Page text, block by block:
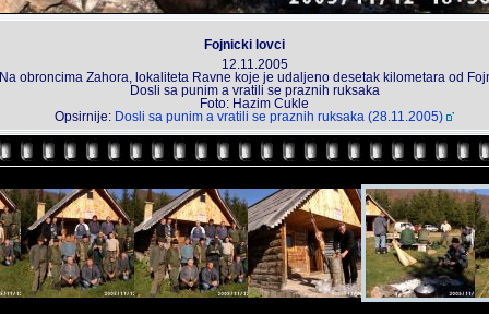
Fojnicki lovci
12.11.2005
Na obroncima Zahora, lokaliteta Ravne koje je udaljeno desetak kilometara od
Dosli sa punim a vratili se praznih ruksaka
Foto: Hazim Cukle
Opsirnije: Dosli sa punim a vratili se praznih ruksaka (28.11.2005)